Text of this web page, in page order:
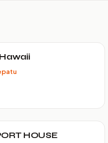
HOUSE